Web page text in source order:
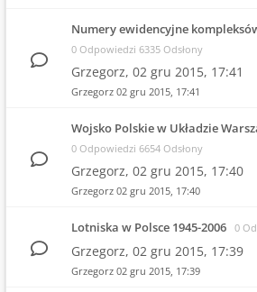
Numery ewidencyjne
0 Odpowiedzi 6335 Odsłony
Grzegorz, 02 gru 2015, 17:41
Grzegorz 02 gru 2015, 17:41
Wojsko Polskie w Układzie
0 Odpowiedzi 6654 Odsłony
Grzegorz, 02 gru 2015, 17:40
Grzegorz 02 gru 2015, 17:40
Lotniska w Polsce 1945-2006 0
Grzegorz, 02 gru 2015, 17:39
Grzegorz 02 gru 2015, 17:39